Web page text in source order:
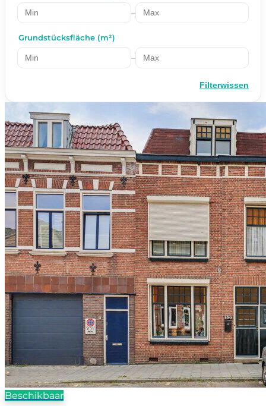
–
Grundstücksfläche (m²)
–
Filterwissen
Beschikbaar